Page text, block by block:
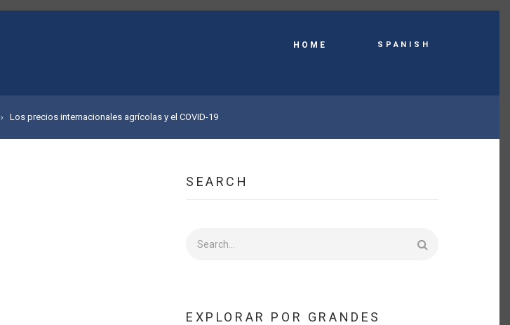
HOME Spanish
Los precios internacionales agrícolas y el COVID-19
SEARCH
EXPLORAR POR GRANDES